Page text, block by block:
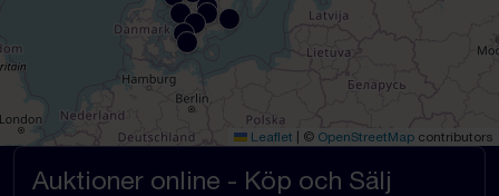
Leaflet | © OpenStreetMap contributors
Auktioner online - Köp och Sälj